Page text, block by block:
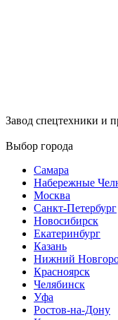
Завод спецтехники и
Выбор города
Самара
Набережные
Москва
Санкт-Петербург
Новосибирск
Екатеринбург
Казань
Нижний
Красноярск
Челябинск
Уфа
Ростов-на-Дону